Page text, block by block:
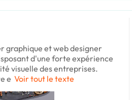
graphique et web designer
d'une forte expérience
visuelle des entreprises.
e Voir tout le texte